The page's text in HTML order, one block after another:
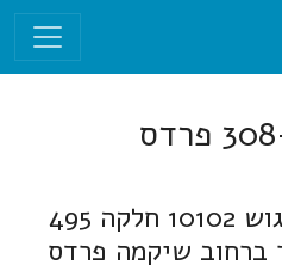
תוכנית 308-1059641 פרדס
תוספת יחידות דיור בגוש 10102 חלקה 495
ברחוב שיקמה פרדס